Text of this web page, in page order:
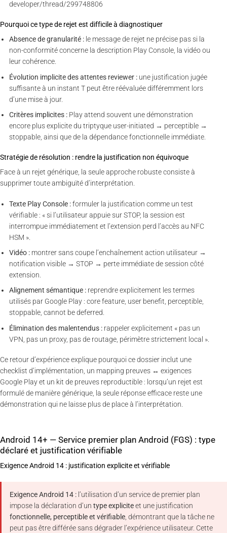
developer/thread/299748806
Pourquoi ce type de rejet est difficile à diagnostiquer
Absence de granularité : le message de rejet ne précise pas si la
non-conformité concerne la description Play Console, la vidéo ou
leur cohérence.
Évolution implicite des attentes reviewer : une justification jugée
suffisante à un instant T peut être réévaluée différemment lors
d’une mise à jour.
Critères implicites : Play attend souvent une démonstration
encore plus explicite du triptyque user-initiated → perceptible →
stoppable, ainsi que de la dépendance fonctionnelle immédiate.
Stratégie de résolution : rendre la justification non équivoque
Face à un rejet générique, la seule approche robuste consiste à
supprimer toute ambiguïté d’interprétation.
Texte Play Console :formuler la justification comme un test
vérifiable : « si l’utilisateur appuie sur STOP, la session est
interrompue immédiatement et l’extension perd l’accès au NFC
HSM ».
Vidéo : montrer sans coupe l’enchaînement action utilisateur →
notification visible → STOP → perte immédiate de session côté
extension.
Alignement sémantique : reprendre explicitement les termes
utilisés par Google Play : core feature, user benefit, perceptible,
stoppable, cannot be deferred.
Élimination des malentendus : rappeler explicitement « pas un
VPN, pas un proxy, pas de routage, périmètre strictement local ».
Ce retour d’expérience explique pourquoi ce dossier inclut une
checklist d’implémentation, un mapping preuves ↔ exigences
Google Play et un kit de preuves reproductible : lorsqu’un rejet est
formulé de manière générique, la seule réponse efficace reste une
démonstration qui ne laisse plus de place à l’interprétation.
Android 14+ — Service premier plan Android (FGS) : type
déclaré et justification vérifiable
Exigence Android 14 : justification explicite et vérifiable
Exigence Android 14 : l’utilisation d’un service de premier plan
impose la déclaration d’un type expliciteet une justification
fonctionnelle, perceptible et vérifiable , démontrant que la tâche ne
peut pas être différée sans dégrader l’expérience utilisateur. Cette